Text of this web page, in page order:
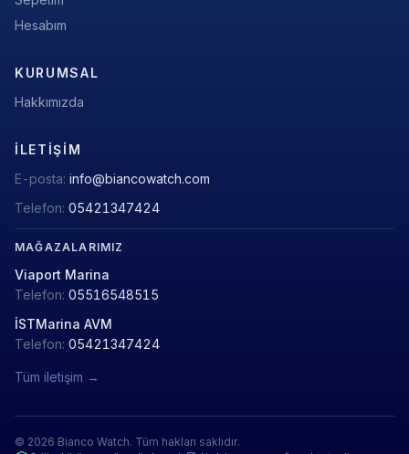
Hesabım
KURUMSAL
Hakkımızda
İLETIŞIM
E-posta: info@biancowatch.com
Telefon: 05421347424
MAĞAZALARIMIZ
Viaport Marina
Telefon: 05516548515
İSTMarina AVM
Telefon: 05421347424
Tüm iletişim →
© 2026 Bianco Watch. Tüm hakları saklıdır.